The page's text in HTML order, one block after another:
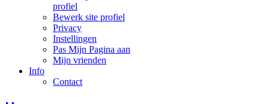
profiel
Bewerk site profiel
Privacy
Instellingen
Pas Mijn Pagina aan
Mijn vrienden
Info
Contact